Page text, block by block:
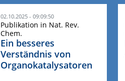
02.10.2025 - 09:09:50
Publikation in Nat. Rev.
Chem.
Ein besseres
Verständnis von
Organokatalysatoren